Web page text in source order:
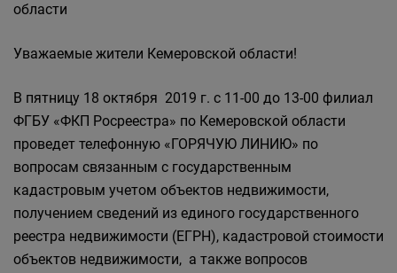
области
Уважаемые жители Кемеровской области!
В пятницу 18 октября 2019 г. с 11-00 до 13-00 филиал
ФГБУ «ФКП Росреестра» по Кемеровской области
проведет телефонную «ГОРЯЧУЮ ЛИНИЮ» по
вопросам связанным с государственным
кадастровым учетом объектов недвижимости,
получением сведений из единого государственного
реестра недвижимости (ЕГРН), кадастровой стоимости
объектов недвижимости, а также вопросов